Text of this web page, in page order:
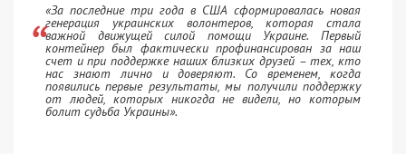
«За последние три года в США сформировалась новая
генерация украинских волонтеров, которая стала
важной движущей силой помощи Украине. Первый
контейнер был фактически профинансирован за наш
счет и при поддержке наших близких друзей – тех, кто
нас знают лично и доверяют. Со временем, когда
появились первые результаты, мы получили поддержку
от людей, которых никогда не видели, но которым
болит судьба Украины».